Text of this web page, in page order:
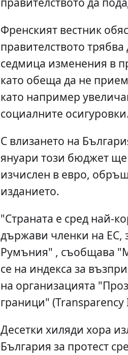
Френският вестник
правителството
седмица изменения в
като обеща да не
като например
социалните осигуровки.
С влизането на
януари този бюджет
изчислен в евро,
изданието.
"Страната е сред най-
държави членки на ЕС,
Румъния" , съобщава
се на индекса за
на организацията
граници"
Десетки хиляди хора
България за протест